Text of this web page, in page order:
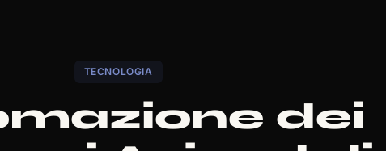
TECNOLOGIA
dei